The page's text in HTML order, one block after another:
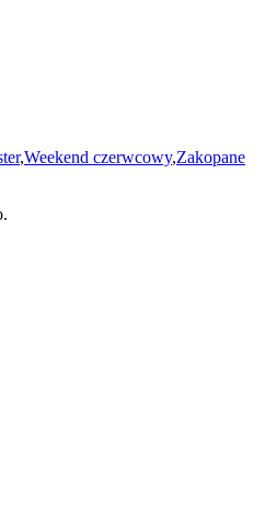
,Weekend czerwcowy,Zakopane